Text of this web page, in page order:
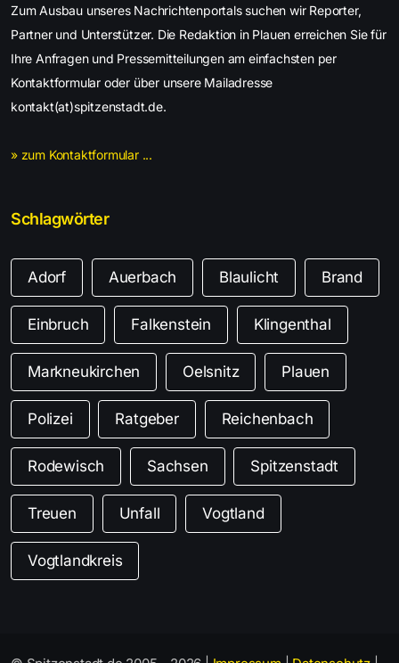
Zum Ausbau unseres Nachrichtenportals suchen wir Reporter,
Partner und Unterstützer. Die Redaktion in Plauen erreichen Sie für
Ihre Anfragen und Pressemitteilungen am einfachsten per
Kontaktformular oder über unsere Mailadresse
kontakt(at)spitzenstadt.de.
» zum Kontaktformular ...
Schlagwörter
Adorf Auerbach Blaulicht Brand
Einbruch Falkenstein Klingenthal
Markneukirchen Oelsnitz Plauen
Polizei Ratgeber Reichenbach
Rodewisch Sachsen Spitzenstadt
Treuen Unfall Vogtland
Vogtlandkreis